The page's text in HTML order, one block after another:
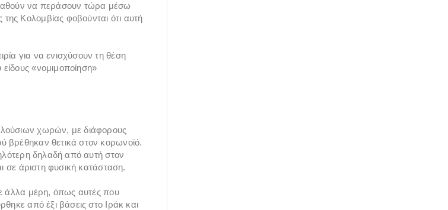
να περάσουν τώρα μέσω
Κολομβίας φοβούνται ότι αυτή
για να ενισχύσουν τη θέση
«νομιμοποίηση»
χωρών, με διάφορους
βρέθηκαν θετικά στον κορωνοϊό.
δηλαδή από αυτή στον
σε άριστη φυσική κατάσταση.
άλλα μέρη, όπως αυτές που
από έξι βάσεις στο Ιράκ και